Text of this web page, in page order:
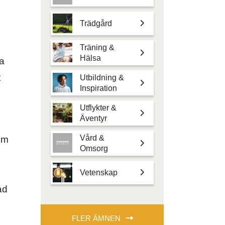
Trädgård
Träning &
Hälsa
Utbildning &
Inspiration
Utflykter &
Äventyr
Vård &
Omsorg
Vetenskap
FLER ÄMNEN